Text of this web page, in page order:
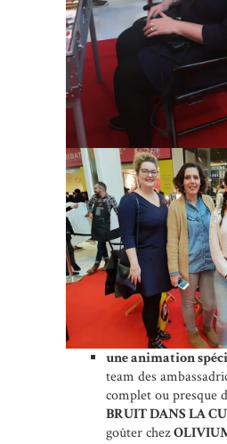
une animation
team des
complet ou presque
BRUIT DANS LA
goûter chez